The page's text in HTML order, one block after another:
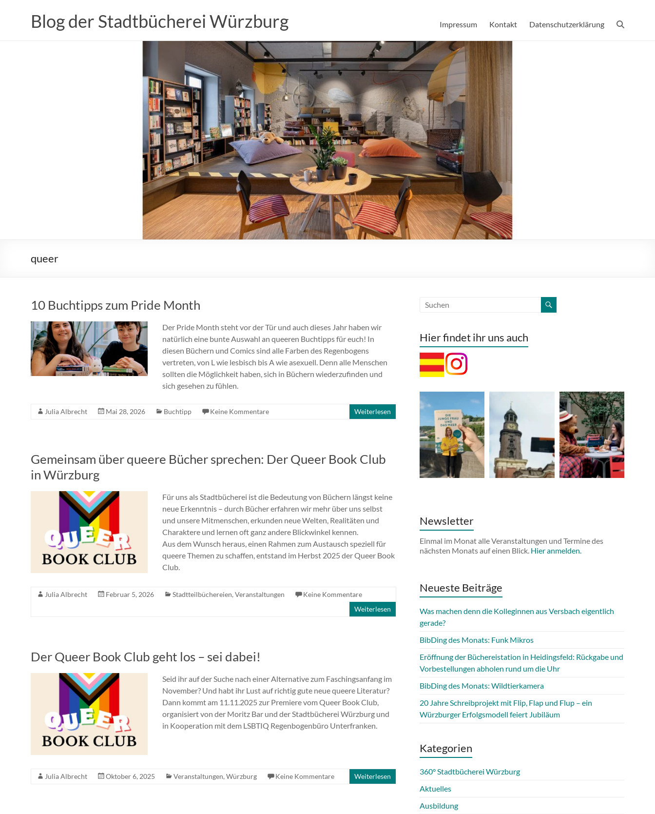
Blog der Stadtbücherei Würzburg Impressum Kontakt Datenschutzerklärung
queer
10 Buchtipps zum Pride Month
Der Pride Month steht vor der Tür und auch dieses Jahr haben wir
natürlich eine bunte Auswahl an queeren Buchtipps für euch! In
diesen Büchern und Comics sind alle Farben des Regenbogens
vertreten, von L wie lesbisch bis A wie asexuell. Denn alle Menschen
sollten die Möglichkeit haben, sich in Büchern wiederzufinden und
sich gesehen zu fühlen.
Julia Albrecht Mai 28, 2026 Buchtipp Keine Kommentare Weiterlesen
Gemeinsam über queere Bücher sprechen: Der Queer Book Club
in Würzburg
Für uns als Stadtbücherei ist die Bedeutung von Büchern längst keine
neue Erkenntnis – durch Bücher erfahren wir mehr über uns selbst
und unsere Mitmenschen, erkunden neue Welten, Realitäten und
Charaktere und lernen oft ganz andere Blickwinkel kennen.
Aus dem Wunsch heraus, einen Rahmen zum Austausch speziell für
queere Themen zu schaffen, entstand im Herbst 2025 der Queer Book
Club.
Julia Albrecht Februar 5, 2026 Stadtteilbüchereien, Veranstaltungen
Keine Kommentare
Weiterlesen
Der Queer Book Club geht los – sei dabei!
Seid ihr auf der Suche nach einer Alternative zum Faschingsanfang im
November? Und habt ihr Lust auf richtig gute neue queere Literatur?
Dann kommt am 11.11.2025 zur Premiere vom Queer Book Club,
organisiert von der Moritz Bar und der Stadtbücherei Würzburg und
in Kooperation mit dem LSBTIQ Regenbogenbüro Unterfranken.
Julia Albrecht Oktober 6, 2025 Veranstaltungen, Würzburg Keine Kommentare Weiterlesen
Hier findet ihr uns auch
Newsletter
Einmal im Monat alle Veranstaltungen und Termine des
nächsten Monats auf einen Blick. Hier anmelden.
Neueste Beiträge
Was machen denn die Kolleginnen aus Versbach eigentlich
gerade?
BibDing des Monats: Funk Mikros
Eröffnung der Büchereistation in Heidingsfeld: Rückgabe und
Vorbestellungen abholen rund um die Uhr
BibDing des Monats: Wildtierkamera
20 Jahre Schreibprojekt mit Flip, Flap und Flup – ein
Würzburger Erfolgsmodell feiert Jubiläum
Kategorien
360° Stadtbücherei Würzburg
Aktuelles
Ausbildung